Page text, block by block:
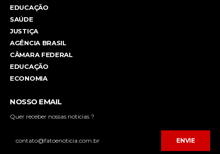
EDUCAÇÃO
SAÚDE
JUSTIÇA
AGÊNCIA BRASIL
CÂMARA FEDERAL
EDUCAÇÃO
ECONOMIA
NOSSO EMAIL
Quer receber nossas noticias ?
ENVIE